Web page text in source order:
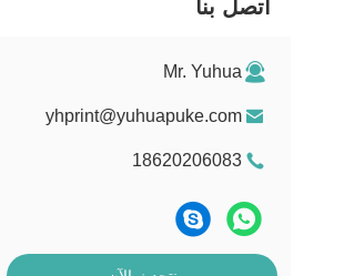
اتصل بنا
Mr. Yuhua
yhprint@yuhuapuke.com
18620206083